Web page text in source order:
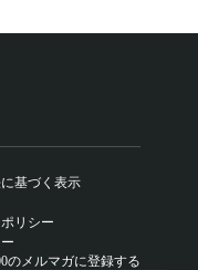
基づく表示
リシー
のメルマガに登録する